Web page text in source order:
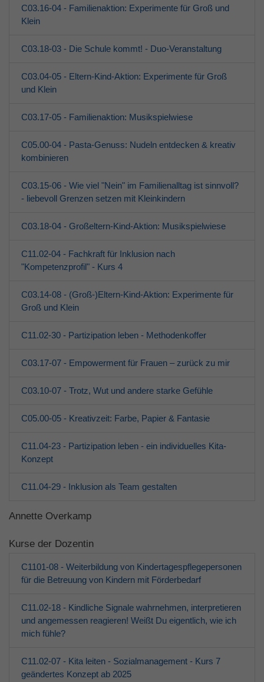
C03.16-04 - Familienaktion: Experimente für Groß und
Klein
C03.18-03 - Die Schule kommt! - Duo-Veranstaltung
C03.04-05 - Eltern-Kind-Aktion: Experimente für Groß
und Klein
C03.17-05 - Familienaktion: Musikspielwiese
C05.00-04 - Pasta-Genuss: Nudeln entdecken & kreativ
kombinieren
C03.15-06 - Wie viel "Nein" im Familienalltag ist sinnvoll?
- liebevoll Grenzen setzen mit Kleinkindern
C03.18-04 - Großeltern-Kind-Aktion: Musikspielwiese
C11.02-04 - Fachkraft für Inklusion nach
"Kompetenzprofil" - Kurs 4
C03.14-08 - (Groß-)Eltern-Kind-Aktion: Experimente für
Groß und Klein
C11.02-30 - Partizipation leben - Methodenkoffer
C03.17-07 - Empowerment für Frauen – zurück zu mir
C03.10-07 - Trotz, Wut und andere starke Gefühle
C05.00-05 - Kreativzeit: Farbe, Papier & Fantasie
C11.04-23 - Partizipation leben - ein individuelles Kita-
Konzept
C11.04-29 - Inklusion als Team gestalten
Annette Overkamp
Kurse der Dozentin
C1101-08 - Weiterbildung von Kindertagespflegepersonen
für die Betreuung von Kindern mit Förderbedarf
C11.02-18 - Kindliche Signale wahrnehmen, interpretieren
und angemessen reagieren! Weißt Du eigentlich, wie ich
mich fühle?
C11.02-07 - Kita leiten - Sozialmanagement - Kurs 7
geändertes Konzept ab 2025